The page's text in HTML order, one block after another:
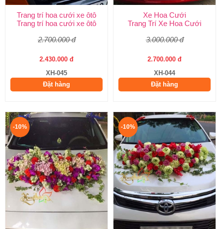
Trang trí hoa cưới xe ôtô
Trang trí hoa cưới xe ôtô
2.700.000 đ
2.430.000 đ
XH-045
Đặt hàng
Xe Hoa Cưới
Trang Trí Xe Hoa Cưới
3.000.000 đ
2.700.000 đ
XH-044
Đặt hàng
-10% -10%